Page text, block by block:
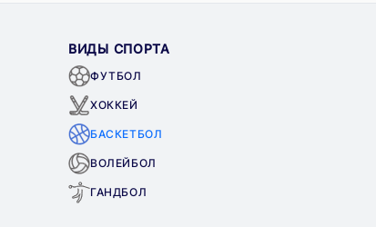
ВИДЫ СПОРТА
ФУТБОЛ
ХОККЕЙ
БАСКЕТБОЛ
ВОЛЕЙБОЛ
ГАНДБОЛ